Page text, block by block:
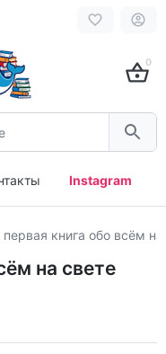
0
Instagram
книга обо всём на
на свете